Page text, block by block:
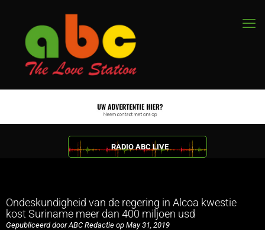
RADIO ABC LIVE
Ondeskundigheid van de regering in Alcoa kwestie
kost Suriname meer dan 400 miljoen usd
Gepubliceerd door ABC Redactie op May 31, 2019